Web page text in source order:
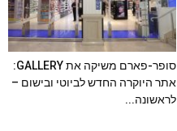
סופר-פארם משיקה את GALLERY:
אתר היוקרה החדש לביוטי ובישום –
לראשונה...